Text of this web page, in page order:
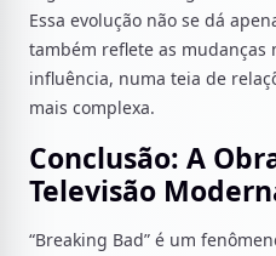
Essa evolução não se dá
também reflete as mudanças
influência, numa teia de
mais complexa.
Conclusão: A
Televisão
“Breaking Bad” é um